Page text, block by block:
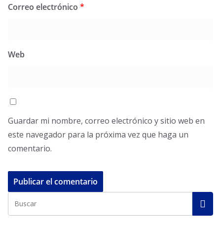
Correo electrónico *
Web
Guardar mi nombre, correo electrónico y sitio web en
este navegador para la próxima vez que haga un
comentario.